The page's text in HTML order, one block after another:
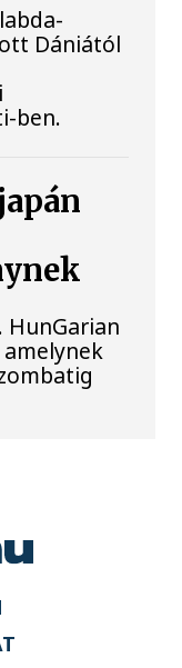
Dániától
ben.
HunGarian